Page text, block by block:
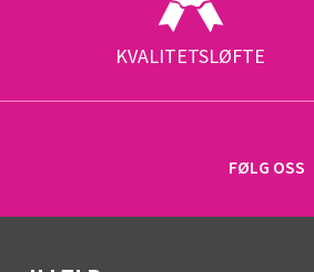
KVALITETSLØFTE
FØLG OSS